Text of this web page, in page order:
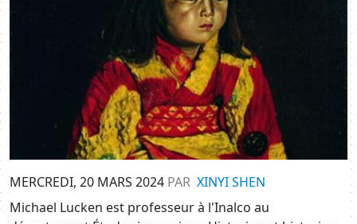
MERCREDI, 20 MARS 2024 PAR XINYI SHEN
Michael Lucken est professeur à l'Inalco au